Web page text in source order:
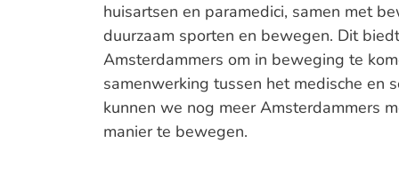
huisartsen en paramedici, samen met
duurzaam sporten en bewegen. Dit
Amsterdammers om in beweging te
samenwerking tussen het medische en
kunnen we nog meer Amsterdammers
manier te bewegen.